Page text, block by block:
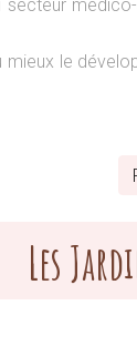
médico-
le
Les